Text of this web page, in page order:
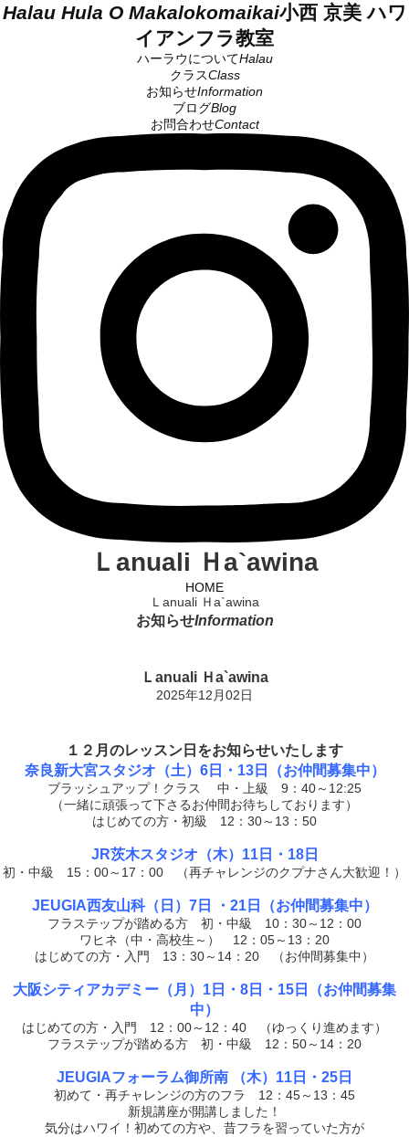
Halau Hula O Makalokomaikai小西 京美 ハワ
イアンフラ教室
ハーラウについてHalau
クラスClass
お知らせInformation
ブログBlog
お問合わせContact
Ｌanuali Ｈa`awina
HOME
Ｌanuali Ｈa`awina
お知らせInformation
Ｌanuali Ｈa`awina
2025年12月02日
１２月のレッスン日をお知らせいたします
奈良新大宮スタジオ（土）6日・13日 （お仲間募集中）
ブラッシュアップ！クラス 中・上級 9：40～12:25
（一緒に頑張って下さるお仲間お待ちしております）
はじめての方・初級 12：30～13：50
JR茨木スタジオ（木）11日・18日
初・中級 15：00～17：00 （再チャレンジのクプナさん大歓迎！）
JEUGIA西友山科（日）7日 ・21日 （お仲間募集中）
フラステップが踏める方 初・中級 10：30～12：00
ワヒネ（中・高校生～） 12：05～13：20
はじめての方・入門 13：30～14：20 （お仲間募集中）
大阪シティアカデミー（月）1日・8日・15日（お仲間募集
中）
はじめての方・入門 12：00～12：40 （ゆっくり進めます）
フラステップが踏める方 初・中級 12：50～14：20
JEUGIAフォーラム御所南 （木）11日・25日
初めて・再チャレンジの方のフラ 12：45～13：45
新規講座が開講しました！
気分はハワイ！初めての方や、昔フラを習っていた方が